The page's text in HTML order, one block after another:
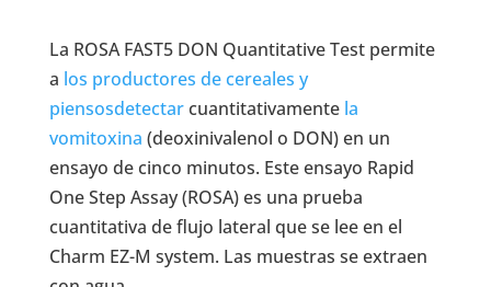
La ROSA FAST5 DON Quantitative Test permite
a los productores de cereales y
piensosdetectarcuantitativamente la
vomitoxina (deoxinivalenol o DON) en un
ensayo de cinco minutos. Este ensayo Rapid
One Step Assay (ROSA) es una prueba
cuantitativa de flujo lateral que se lee en el
Charm EZ-M system. Las muestras se extraen